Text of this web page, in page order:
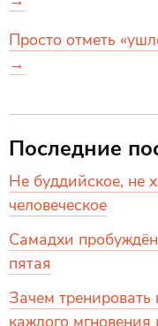
Просто отметь
→
Последние
Не буддийское, не
человеческое
Самадхи
пятая
Зачем
каждого мгновения